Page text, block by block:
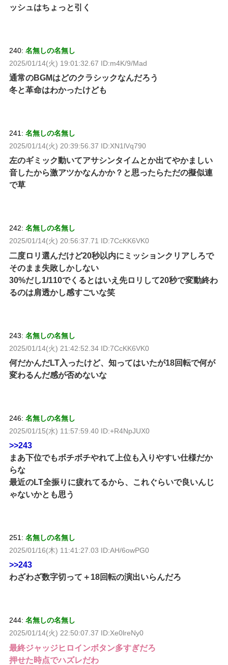
ッシュはちょっと引く
240: 名無しの名無し
2025/01/14(火) 19:01:32.67 ID:m4K/9/Mad
通常のBGMはどのクラシックなんだろう
冬と革命はわかったけども
241: 名無しの名無し
2025/01/14(火) 20:39:56.37 ID:XN1lVq790
左のギミック動いてアサシンタイムとか出てやかましい
音したから激アツかなんかか？と思ったらただの擬似連
で草
242: 名無しの名無し
2025/01/14(火) 20:56:37.71 ID:7CcKK6VK0
二度ロリ選んだけど20秒以内にミッションクリアしろで
そのまま失敗しかしない
30%だし1/110でくるとはいえ先ロリして20秒で変動終わ
るのは肩透かし感すごいな笑
243: 名無しの名無し
2025/01/14(火) 21:42:52.34 ID:7CcKK6VK0
何だかんだLT入ったけど、知ってはいたが18回転で何が
変わるんだ感が否めないな
246: 名無しの名無し
2025/01/15(水) 11:57:59.40 ID:+R4NpJUX0
>>243
まあ下位でもボチボチやれて上位も入りやすい仕様だか
らな
最近のLT全振りに疲れてるから、これぐらいで良いんじ
ゃないかとも思う
251: 名無しの名無し
2025/01/16(木) 11:41:27.03 ID:AH/6owPG0
>>243
わざわざ数字切って＋18回転の演出いらんだろ
244: 名無しの名無し
2025/01/14(火) 22:50:07.37 ID:Xe0lreNy0
最終ジャッジヒロインボタン多すぎだろ
押せた時点でハズレだわ